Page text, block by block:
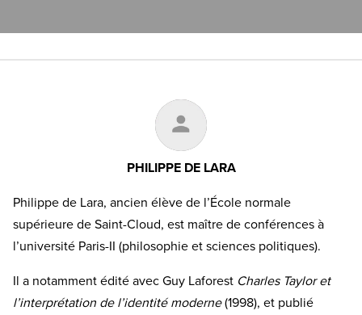
PHILIPPE DE LARA
Philippe de Lara, ancien élève de l’École normale
supérieure de Saint-Cloud, est maître de conférences à
l’université Paris-II (philosophie et sciences politiques).
Il a notamment édité avec Guy Laforest Charles Taylor et
l’interprétation de l’identité moderne(1998), et publié